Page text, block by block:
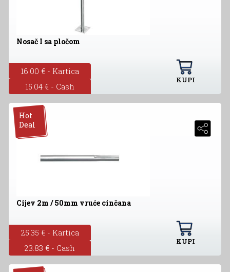
Nosač I sa pločom
16.00 € - Kartica
15.04 € - Cash
KUPI
Hot
Deal
Cijev 2m / 50mm vruće cinčana
25.35 € - Kartica
23.83 € - Cash
KUPI